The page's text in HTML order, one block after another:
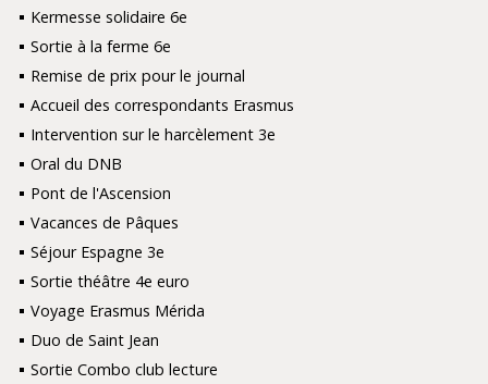
Kermesse solidaire 6e
Sortie à la ferme 6e
Remise de prix pour le journal
Accueil des correspondants Erasmus
Intervention sur le harcèlement 3e
Oral du DNB
Pont de l'Ascension
Vacances de Pâques
Séjour Espagne 3e
Sortie théâtre 4e euro
Voyage Erasmus Mérida
Duo de Saint Jean
Sortie Combo club lecture